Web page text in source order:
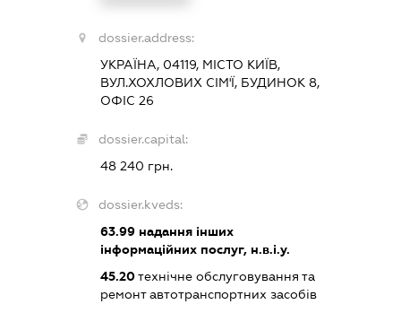
dossier.address:
УКРАЇНА, 04119, МІСТО КИЇВ,
ВУЛ.ХОХЛОВИХ СІМ'Ї, БУДИНОК 8,
ОФІС 26
dossier.capital:
48 240 грн.
dossier.kveds:
63.99 надання інших
інформаційних послуг, н.в.і.у.
45.20технічне обслуговування та
ремонт автотранспортних засобів